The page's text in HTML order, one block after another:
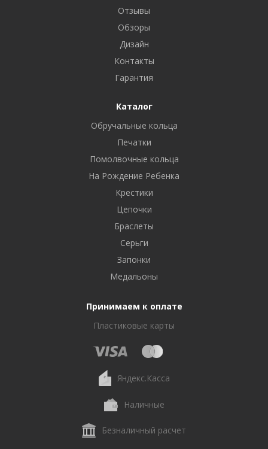
Отзывы
Обзоры
Дизайн
Контакты
Гарантия
Каталог
Обручальные кольца
Печатки
Помолвочные кольца
На Рождение Ребенка
Крестики
Цепочки
Браслеты
Серьги
Запонки
Медальоны
Принимаем к оплате
Пластиковые карты
Яндекс.Касса
Наличные
Безналичный расчет